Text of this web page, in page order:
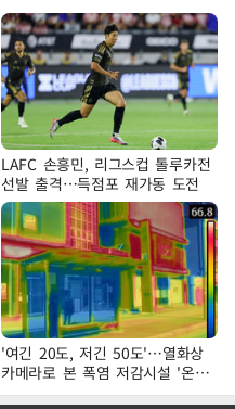
LAFC 손흥민, 리그스컵 톨루카전
선발 출격…득점포 재가동 도전
'여긴 20도, 저긴 50도'…열화상
카메라로 본 폭염 저감시설 '온도
차'